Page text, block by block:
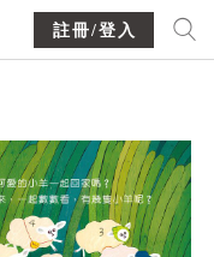
註冊/登入